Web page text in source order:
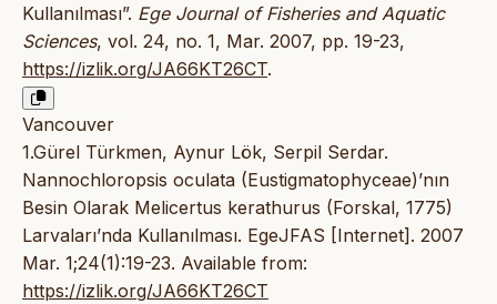
Kullanılması”. Ege Journal of Fisheries and Aquatic
Sciences, vol. 24, no. 1, Mar. 2007, pp. 19-23,
https://izlik.org/JA66KT26CT.
Vancouver
1.Gürel Türkmen, Aynur Lök, Serpil Serdar.
Nannochloropsis oculata (Eustigmatophyceae)’nın
Besin Olarak Melicertus kerathurus (Forskal, 1775)
Larvaları’nda Kullanılması. EgeJFAS [Internet]. 2007
Mar. 1;24(1):19-23. Available from:
https://izlik.org/JA66KT26CT